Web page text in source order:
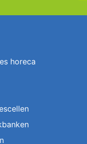
horeca